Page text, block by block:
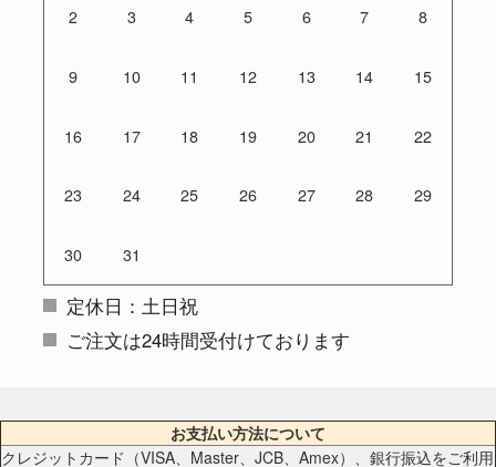
2 3 4 5 6 7 8
9 10 11 12 13 14 15
16 17 18 19 20 21 22
23 24 25 26 27 28 29
30 31
定休日：土日祝
ご注文は24時間受付けております
お支払い方法について
クレジットカード（VISA、Master、JCB、Amex）、銀行振込をご利用